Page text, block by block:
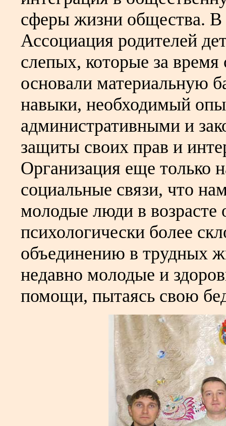
сферы жизни общества. В
Ассоциация родителей
слепых, которые за
основали материальную
навыки, необходимый
административными и
защиты своих прав и
Организация еще только
социальные связи, что
молодые люди в
психологически более
объединению в трудных
недавно молодые и
помощи, пытаясь свою